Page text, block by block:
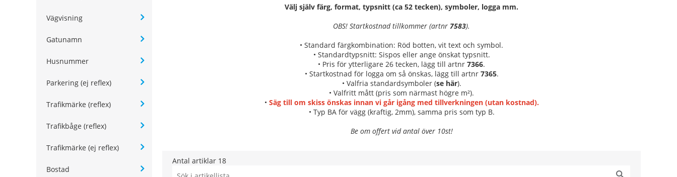
Vägvisning
Gatunamn
Husnummer
Parkering (ej reflex)
Trafikmärke (reflex)
Trafikbåge (reflex)
Trafikmärke (ej reflex)
Bostad
Välj själv färg, format, typsnitt (ca 52 tecken), symboler, logga mm.
OBS! Startkostnad tillkommer (artnr 7583).
• Standard färgkombination: Röd botten, vit text och symbol.
• Standardtypsnitt: Sispos eller ange önskat typsnitt.
• Pris för ytterligare 26 tecken, lägg till artnr 7366.
• Startkostnad för logga om så önskas, lägg till artnr 7365.
• Valfria standardsymboler (se här).
• Valfritt mått (pris som närmast högre m²).
• Säg till om skiss önskas innan vi går igång med tillverkningen (utan kostnad).
• Typ BA för vägg (kraftig, 2mm), samma pris som typ B.
Be om offert vid antal över 10st!
Antal artiklar 18